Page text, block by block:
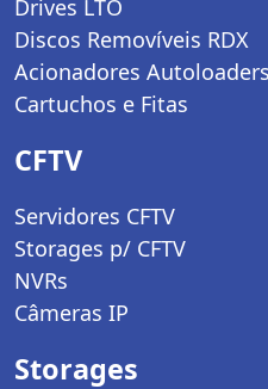
Drives LTO
Discos Removíveis RDX
Acionadores Autoloaders
Cartuchos e Fitas
CFTV
Servidores CFTV
Storages p/ CFTV
NVRs
Câmeras IP
Storages